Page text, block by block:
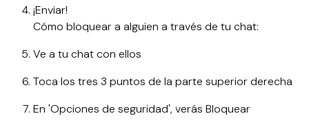
¡Enviar!
Cómo bloquear a alguien a través de tu chat:
Ve a tu chat con ellos
Toca los tres 3 puntos de la parte superior derecha
En 'Opciones de seguridad', verás Bloquear